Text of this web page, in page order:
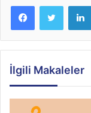
FacebookTwitter
İlgili Makaleler